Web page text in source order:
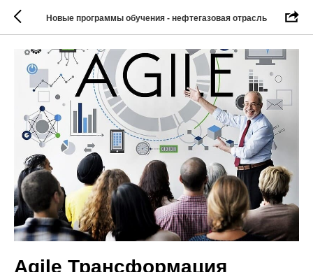
Новые программы обучения - нефтегазовая отрасль
Agile Трансформация